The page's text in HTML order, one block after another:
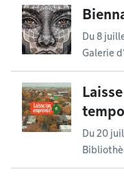
Du 8
Galerie
Du 20